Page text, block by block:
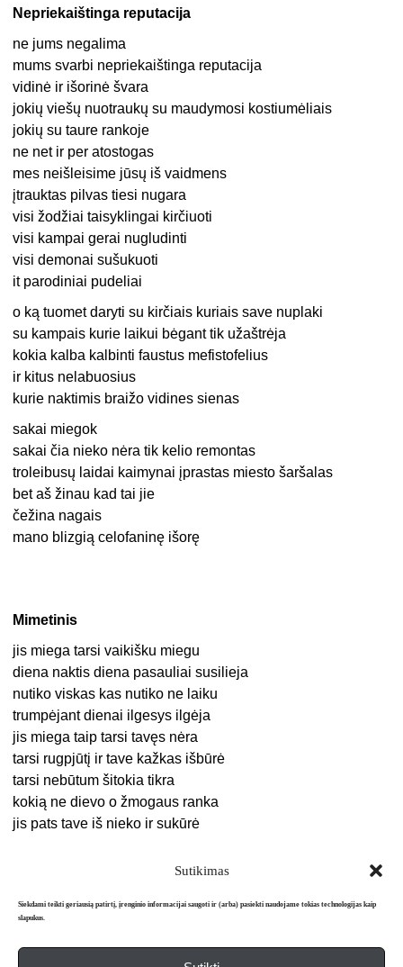
Sutikimas
Siekdami teikti geriausią patirtį, įrenginio informacijai saugoti ir (arba) pasiekti naudojame tokias technologijas kaip
slapukus.
Nepriekaištinga reputacija
ne jums negalima
mums svarbi nepriekaištinga reputacija
vidinė ir išorinė švara
jokių viešų nuotraukų su maudymosi kostiumėliais
jokių su taure rankoje
ne net ir per atostogas
mes neišleisime jūsų iš vaidmens
įtrauktas pilvas tiesi nugara
visi žodžiai taisyklingai kirčiuoti
visi kampai gerai nugludinti
visi demonai sušukuoti
it parodiniai pudeliai
o ką tuomet daryti su kirčiais kuriais save nuplaki
su kampais kurie laikui bėgant tik užaštrėja
kokia kalba kalbinti faustus mefistofelius
ir kitus nelabuosius
kurie naktimis braižo vidines sienas
sakai miegok
sakai čia nieko nėra tik kelio remontas
troleibusų laidai kaimynai įprastas miesto šaršalas
bet aš žinau kad tai jie
čežina nagais
mano blizgią celofaninę išorę
Mimetinis
jis miega tarsi vaikišku miegu
diena naktis diena pasauliai susilieja
nutiko viskas kas nutiko ne laiku
trumpėjant dienai ilgesys ilgėja
jis miega taip tarsi tavęs nėra
tarsi rugpjūtį ir tave kažkas išbūrė
tarsi nebūtum šitokia tikra
kokią ne dievo o žmogaus ranka
jis pats tave iš nieko ir sukūrė